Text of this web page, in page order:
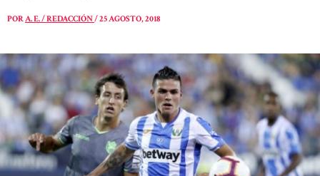
PORA. E. / REDACCIÓN/25 AGOSTO, 2018